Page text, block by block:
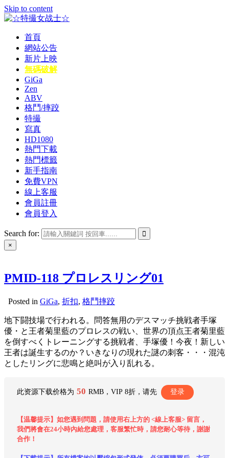
Skip to content
☆特撮女战士☆
特撮女战士、女奥特曼、女戦闘員、太陽の戦士、苍月女战士
電影網！
首頁
網站公告
新片上映
無碼破解
GiGa
Zen
ABV
格鬥/摔跤
特撮
寫真
HD1080
熱門下載
熱門標籤
新手指南
免費VPN
線上客服
會員註冊
會員登入
Search for:
×
PMID-118 プロレスリング01
Posted in GiGa, 折扣, 格鬥摔跤
地下闘技場で行われる。問答無用のデスマッチ挑戦者手塚
優・と王者菊里藍のプロレスの戦い、世界の頂点王者菊里藍
を倒すべくトレーニングする挑戦者、手塚優！今夜！新しい
王者は誕生するのか？いきなりの現れた謎の刺客・・・混沌
としたリングに悲鳴と絶叫が入り乱れる。
此资源下载价格为 50 RMB，VIP 8折，请先 登录
【温馨提示】如您遇到問題，請使用右上方的 <線上客服> 留言，
我們將會在24小時內給您處理，客服繁忙時，請您耐心等待，謝謝
合作！